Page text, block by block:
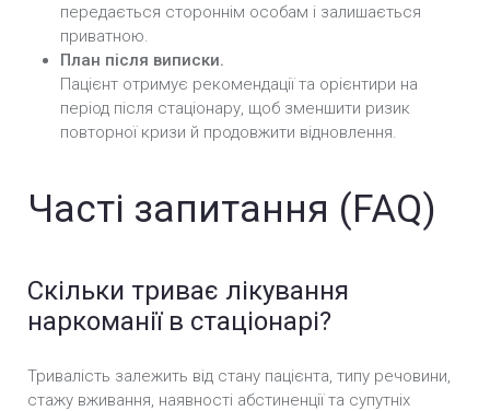
передається стороннім особам і залишається
приватною.
План після виписки.
Пацієнт отримує рекомендації та орієнтири на
період після стаціонару, щоб зменшити ризик
повторної кризи й продовжити відновлення.
Часті запитання (FAQ)
Скільки триває лікування
наркоманії в стаціонарі?
Тривалість залежить від стану пацієнта, типу речовини,
стажу вживання, наявності абстиненції та супутніх